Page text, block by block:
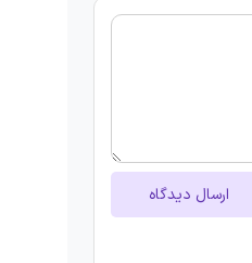
ارسال دیدگاه